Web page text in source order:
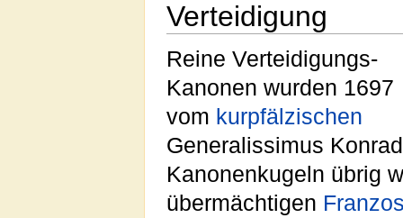
Verteidigung
Reine Verteidigungs-
Kanonen wurden 1697
vom kurpfälzischen
Generalissimus
Kanonenkugeln übrig
übermächtigen